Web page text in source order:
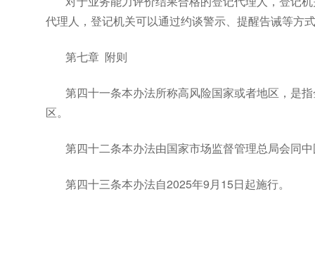
代理人，登记机关可以通过约谈警示、提醒告诫等方
第七章 附则
第四十一条本办法所称高风险国家或者地区，是
区。
第四十二条本办法由国家市场监督管理总局会同
第四十三条本办法自2025年9月15日起施行。